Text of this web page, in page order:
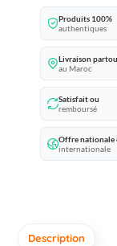
Produits 100%
authentiques
Livraison
au Maroc
Satisfait ou
remboursé
Offre nationale
internationale
Description